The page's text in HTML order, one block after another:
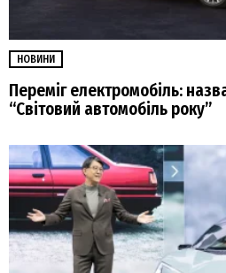
НОВИНИ
Переміг електромобіль:
“Світовий автомобіль року”